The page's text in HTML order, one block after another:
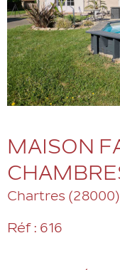
MAISON
Chartres (28000)
Réf : 616